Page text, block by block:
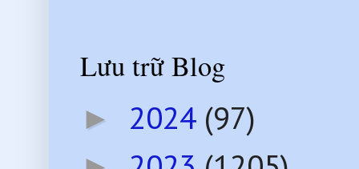
Lưu trữ Blog
► 2024 (97)